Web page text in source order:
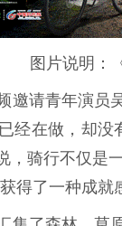
图片说明：
邀请青年演
在做，却没
，骑行不仅是
得了一种成就